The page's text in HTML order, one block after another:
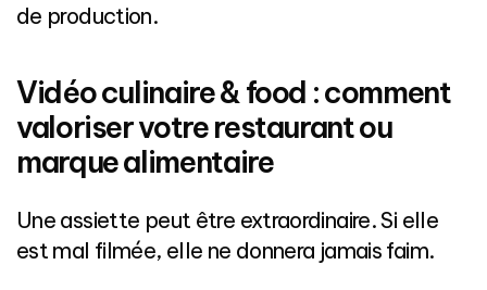
de production.
Vidéo culinaire & food : comment
valoriser votre restaurant ou
marque alimentaire
Une assiette peut être extraordinaire. Si elle
est mal filmée, elle ne donnera jamais faim.